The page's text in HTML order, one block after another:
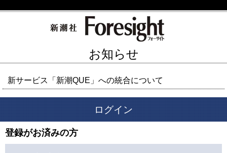
お知らせ
新サービス「新潮QUE」への統合について
ログイン
登録がお済みの方